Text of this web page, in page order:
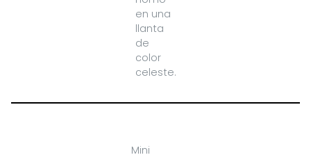
en una
llanta
de
color
celeste.
Mini